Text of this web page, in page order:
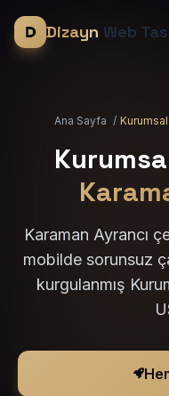
Dizayn Web
Ana Sayfa /
Karaman Ayrancı
mobilde sorunsuz
kurgulanmış